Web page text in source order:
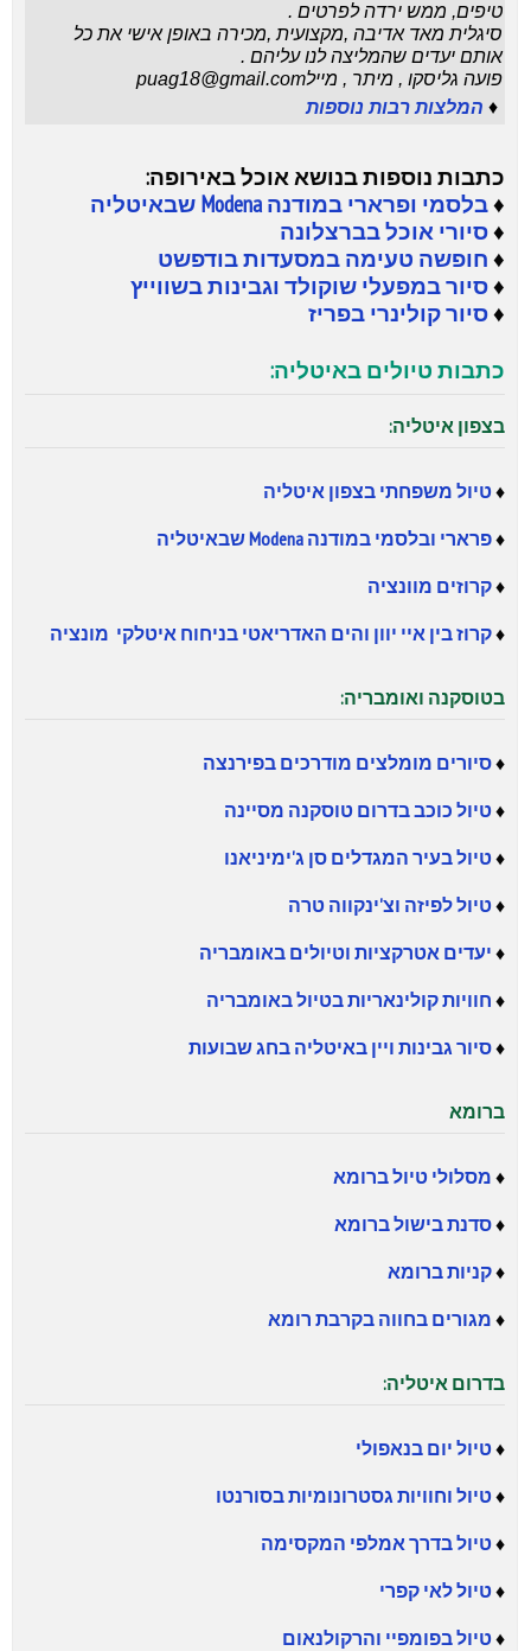
טיפים, ממש ירדה לפרטים .
סיגלית מאד אדיבה ,מקצועית ,מכירה באופן אישי את כל
אותם יעדים שהמליצה לנו עליהם .
פועה גליסקו , מיתר , מיילpuag18@gmail.com
♦ המלצות רבות נוספות
כתבות נוספות בנושא אוכל באירופה:
♦בלסמי ופרארי במודנה Modena שבאיטליה
♦סיורי אוכל בברצלונה
♦ חופשה טעימה במסעדות בודפשט
♦סיור במפעלי שוקולד וגבינות בשווייץ
♦סיור קולינרי בפריז
כתבות טיולים באיטליה:
בצפון איטליה:
♦טיול משפחתי בצפון איטליה
♦פרארי ובלסמי במודנה Modena שבאיטליה
♦קרוזים מוונציה
♦קרוז בין איי יוון והים האדריאטי בניחוח איטלקי מונציה
בטוסקנה ואומבריה:
♦סיורים מומלצים מודרכים בפירנצה
♦טיול כוכב בדרום טוסקנה מסיינה
♦טיול בעיר המגדלים סן ג'ימיניאנו
♦טיול לפיזה וצ'ינקווה טרה
♦ יעדים אטרקציות וטיולים באומבריה
♦ חוויות קולינאריות בטיול באומבריה
♦סיור גבינות ויין באיטליהבחג שבועות
ברומא
♦ מסלולי טיול ברומא
♦סדנת בישול ברומא
♦קניות ברומא
♦ מגורים בחווה בקרבת רומא
בדרום איטליה:
♦טיול יום בנאפולי
♦טיול וחוויות גסטרונומיות בסורנטו
♦טיול בדרך אמלפי המקסימה
♦טיול לאי קפרי
♦טיול בפומפיי והרקולנאום